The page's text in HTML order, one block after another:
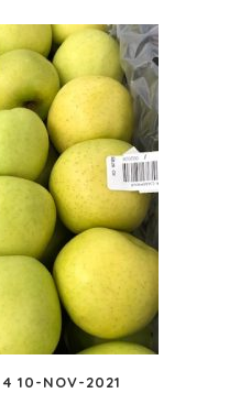
4 10-NOV-2021